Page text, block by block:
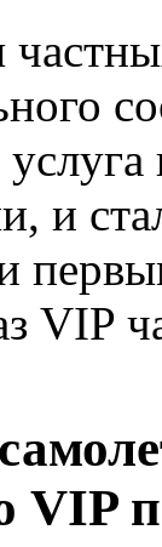
и
VIP
VIP